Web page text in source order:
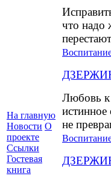
На главную
Новости О
проекте
Ссылки
Гостевая
книга
что надо
Любовь к
истинное
не